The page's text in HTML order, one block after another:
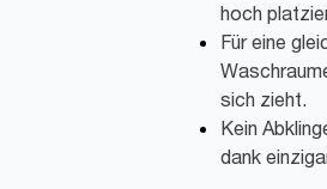
hoch
Für eine
sich zieht.
Kein
dank